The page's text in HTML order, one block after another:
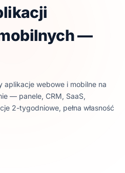
—
aplikacje webowe i mobilne na
— panele, CRM, SaaS,
2-tygodniowe, pełna własność